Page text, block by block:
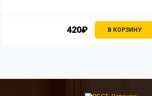
420₽ В КОРЗИНУ